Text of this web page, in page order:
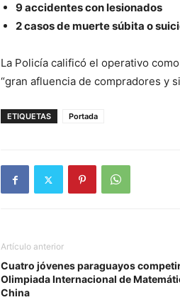
9 accidentes con lesionados
2 casos de muerte súbita o
La Policía calificó el operativo
“gran afluencia de compradores y
ETIQUETAS Portada
Artículo anterior
Cuatro jóvenes paraguayos
Olimpiada Internacional de
China